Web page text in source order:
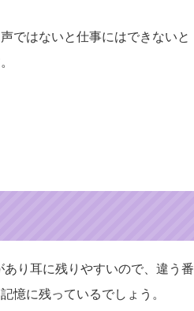
ではないと仕事にはできないと
り耳に残りやすいので、違う番
憶に残っているでしょう。